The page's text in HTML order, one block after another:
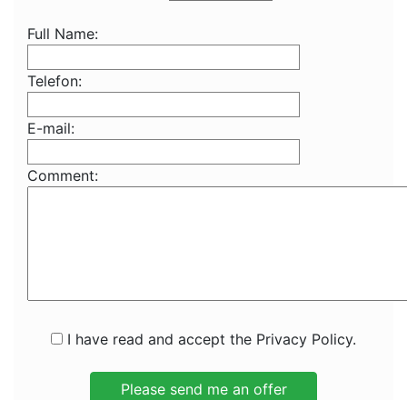
Full Name:
Telefon:
E-mail:
Comment:
I have read and accept the Privacy Policy.